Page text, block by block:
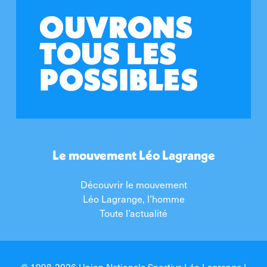
Le mouvement Léo Lagrange
Découvrir le mouvement
Léo Lagrange, l’homme
Toute l’actualité